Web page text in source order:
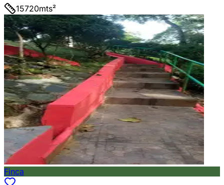
15720mts²
Finca